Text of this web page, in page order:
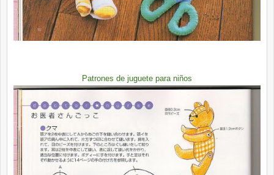
Patrones de juguete para niños